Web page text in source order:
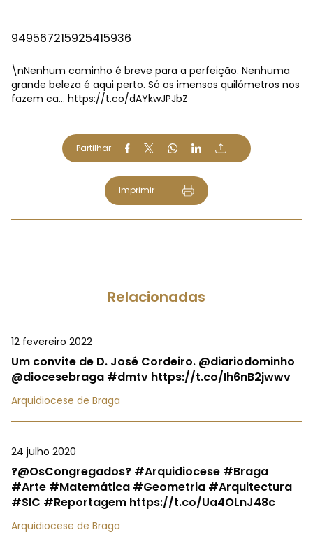
949567215925415936
\nNenhum caminho é breve para a perfeição. Nenhuma
grande beleza é aqui perto. Só os imensos quilómetros nos
fazem ca… https://t.co/dAYkwJPJbZ
Partilhar
Imprimir
Relacionadas
12 fevereiro 2022
Um convite de D. José Cordeiro. @diariodominho
@diocesebraga #dmtv https://t.co/Ih6nB2jwwv
Arquidiocese de Braga
24 julho 2020
?@OsCongregados? #Arquidiocese #Braga
#Arte #Matemática #Geometria #Arquitectura
#SIC #Reportagem https://t.co/Ua4OLnJ48c
Arquidiocese de Braga